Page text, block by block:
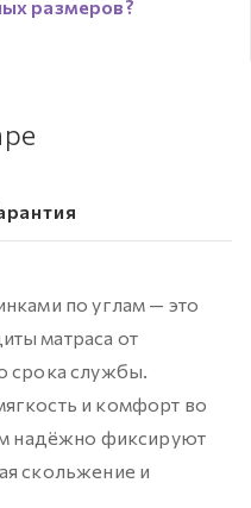
размеров?
по углам — это
матраса от
срока службы.
и комфорт во
надёжно фиксируют
скольжение и